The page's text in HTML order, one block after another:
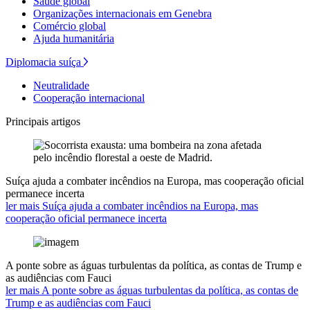
Organizações internacionais em Genebra
Comércio global
Ajuda humanitária
Diplomacia suíça
Neutralidade
Cooperação internacional
Principais artigos
Suíça ajuda a combater incêndios na Europa, mas cooperação oficial
permanece incerta
ler mais Suíça ajuda a combater incêndios na Europa, mas
cooperação oficial permanece incerta
A ponte sobre as águas turbulentas da política, as contas de Trump e
as audiências com Fauci
ler mais A ponte sobre as águas turbulentas da política, as contas de
Trump e as audiências com Fauci